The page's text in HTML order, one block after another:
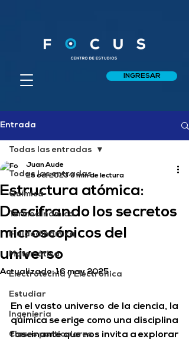
INGRESAR
Entrada
Todas las entradas
Química
Termodinámica
Fluidodinámica
Matemática
Electrotecnia y Electrónica
Estudiar
Ingeniería
Clases particulares
Todas las entradas
Estructura atómica:
Descifrando los secretos
microscópicos del
universo
Juan Aude
25 oct 2023 3 min de lectura
Actualizado:16 may 2025
En el vasto universo de la ciencia, la
química se erige como una disciplina
fascinante que nos invita a explorar